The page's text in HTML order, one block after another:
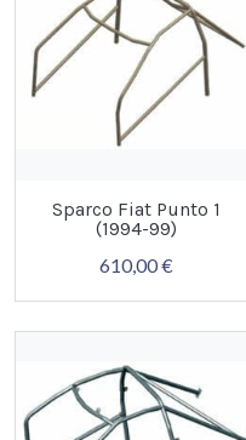
Sparco Fiat Punto 1
(1994-99)
610,00 €